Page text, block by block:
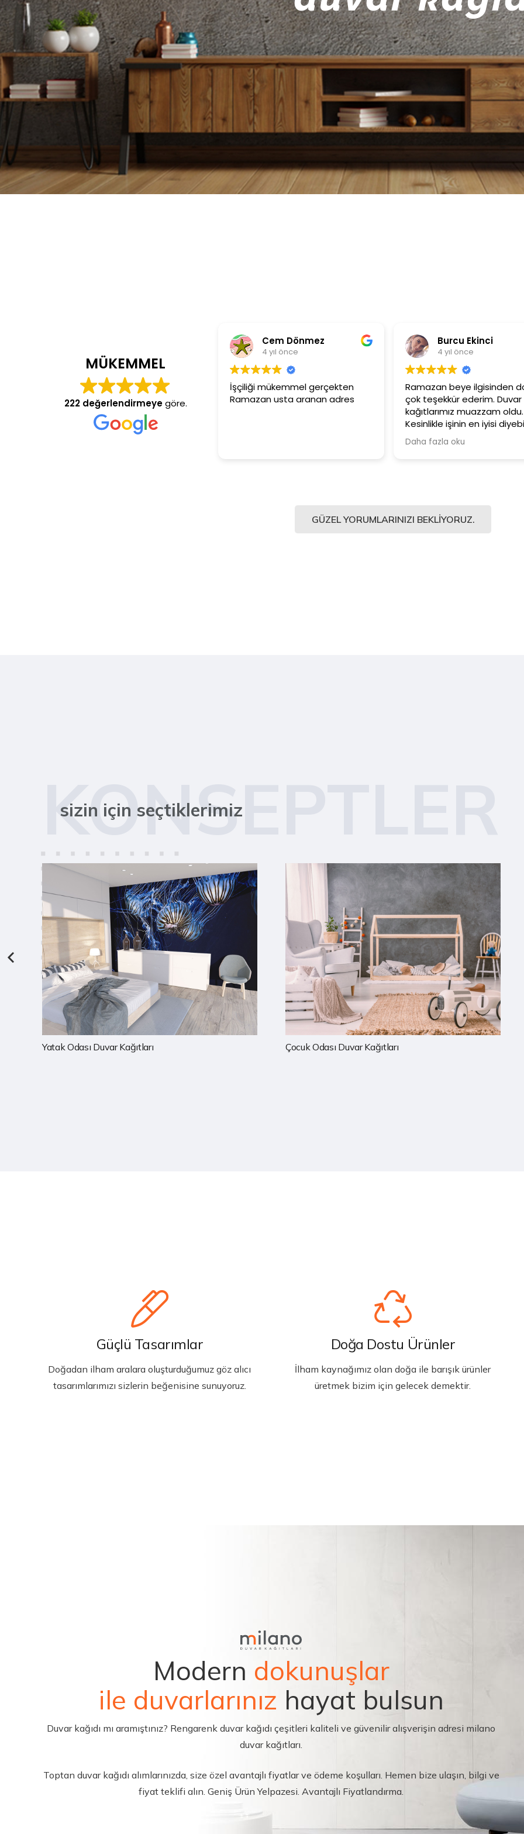
MÜKEMMEL
222 değerlendirmeyegöre.
Cem Dönmez
İşçiliği mükemmel gerçekten
Ramazan usta aranan adres
Burcu Ekinci
Ramazan beye ilgisinden dolayı
çok teşekkür ederim. Duvar
kağıtlarımız muazzam oldu.
Kesinlikle işinin en iyisi diyebilirim.
Şiddetle tavsiye ediyorum.
Ürünler
Güler
GÜZEL YORUMLARINIZI BEKLIYORUZ.
KONSEPTLER
sizin için seçtiklerimiz
Çocuk Odası Duvar Kağıtları Mutfak Duvar Kağıtları
Güçlü Tasarımlar
Doğadan ilham aralara oluşturduğumuz göz alıcı
tasarımlarımızı sizlerin beğenisine sunuyoruz.
Doğa Dostu Ürünler
İlham kaynağımız olan doğa ile barışık ürünler
üretmek bizim için gelecek demektir.
Modern dokunuşlar
ile duvarlarınız hayat bulsun
Duvar kağıdı mı aramıştınız? Rengarenk duvar kağıdı çeşitleri kaliteli ve güvenilir alışverişin adresi milano
duvar kağıtları.
Toptan duvar kağıdı alımlarınızda, size özel avantajlı fiyatlar ve ödeme koşulları. Hemen bize ulaşın, bilgi ve
fiyat teklifi alın. Geniş Ürün Yelpazesi. Avantajlı Fiyatlandırma.